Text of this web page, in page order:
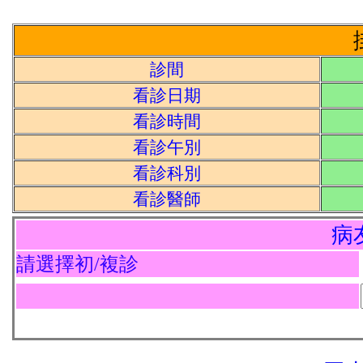
診間
看診日期
看診時間
看診午別
看診科別
看診醫師
病
請選擇初/複診